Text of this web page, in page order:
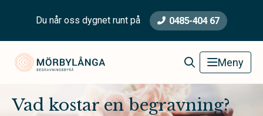
Du når oss dygnet runt på 0485-404 67
Mörbylånga BegravningsbyråMeny
Vad kostar en begravning?